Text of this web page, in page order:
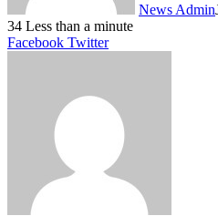
News Admin
34 Less than a minute
Facebook TwitterLinkedIn
Tumblr
Pinterest
Reddit
VKontakte
Share
Print